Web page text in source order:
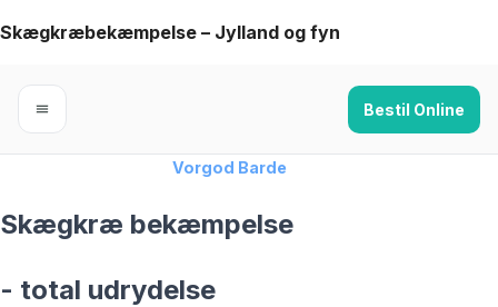
Skip
content
Skægkræbekæmpelse – Jylland og fyn
Bestil Online
Vorgod Barde
Skægkræ bekæmpelse
- total udrydelse